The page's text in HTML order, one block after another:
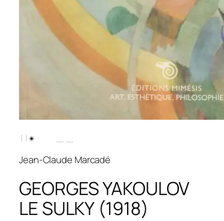
Jean-Claude Marcadé
GEORGES YAKOULOV
LE SULKY (1918)